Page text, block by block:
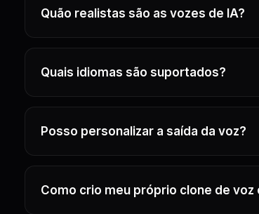
Quão realistas são as vozes de IA?
Quais idiomas são suportados?
Posso personalizar a saída da voz?
Como crio meu próprio clone de voz